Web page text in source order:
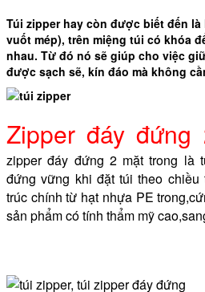
Túi zipper hay còn được biết đến
vuốt mép), trên miệng túi có khóa
nhau. Từ đó nó sẽ giúp cho việc
được sạch sẽ, kín đáo mà không
Zipper đáy đứng
zipper đáy đứng 2 mặt trong là
đứng vững khi đặt túi theo
trúc chính từ hạt nhựa PE
sản phẩm có tính thẩm mỹ